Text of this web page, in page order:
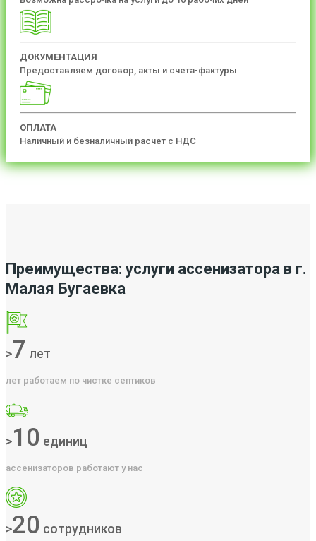
ДОКУМЕНТАЦИЯ
Предоставляем договор, акты и счета-фактуры
ОПЛАТА
Наличный и безналичный расчет с НДС
Преимущества: услуги ассенизатора в г.
Малая Бугаевка
>7 лет
лет работаем по чистке септиков
>10 единиц
ассенизаторов работают у нас
>20 сотрудников